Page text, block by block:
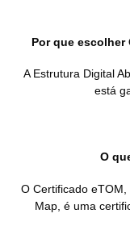
Por que escolher
A Estrutura Digital
está
O
O Certificado
Map, é uma